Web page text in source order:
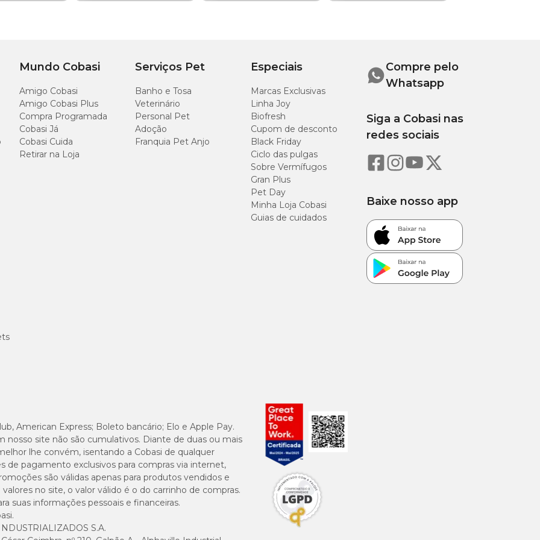
Mundo Cobasi
Amigo Cobasi
Amigo Cobasi Plus
Compra Programada
Cobasi Já
Cobasi Cuida
Retirar na Loja
Serviços Pet
Banho e Tosa
Veterinário
Personal Pet
Adoção
Franquia Pet Anjo
Especiais
Marcas Exclusivas
Linha Joy
Biofresh
Cupom de desconto
Black Friday
Ciclo das pulgas
Sobre Vermífugos
Gran Plus
Pet Day
Minha Loja Cobasi
Guias de cuidados
Compre pelo
Whatsapp
Siga a Cobasi nas
redes sociais
Baixe nosso app
American Express; Boleto bancário; Elo e Apple Pay.
nosso site não são cumulativos. Diante de duas ou mais
lhe convém, isentando a Cobasi de qualquer
de pagamento exclusivos para compras via internet,
são válidas apenas para produtos vendidos e
no site, o valor válido é o do carrinho de compras.
suas informações pessoais e financeiras.
S.A.